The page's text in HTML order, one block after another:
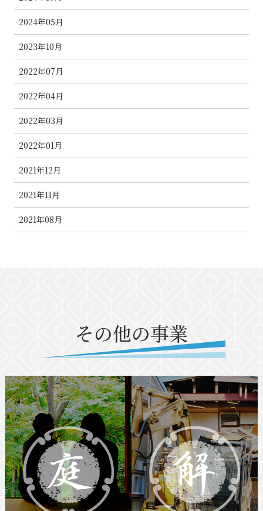
2024年05月
2023年10月
2022年07月
2022年04月
2022年03月
2022年01月
2021年12月
2021年11月
2021年08月
その他の事業